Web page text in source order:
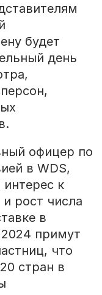
будет
день
офицер по
в WDS,
к
рост числа
в
примут
что
стран в